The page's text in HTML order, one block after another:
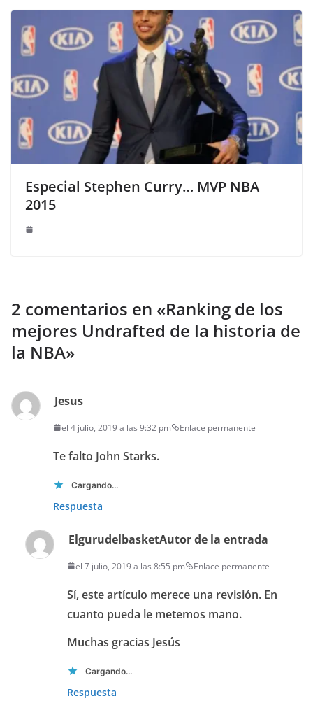
Especial Stephen Curry… MVP NBA
2015
2 comentarios en «Ranking de los
mejores Undrafted de la historia de
la NBA»
Jesus
el 4 julio, 2019 a las 9:32 pm Enlace permanente
Te falto John Starks.
Cargando...
Respuesta
ElgurudelbasketAutor de la entrada
el 7 julio, 2019 a las 8:55 pm Enlace permanente
Sí, este artículo merece una revisión. En
cuanto pueda le metemos mano.
Muchas gracias Jesús
Cargando...
Respuesta